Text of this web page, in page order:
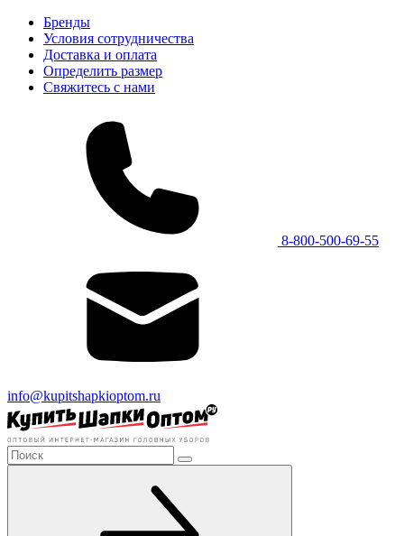
Бренды
Условия сотрудничества
Доставка и оплата
Определить размер
Свяжитесь с нами
8-800-500-69-55
info@kupitshapkioptom.ru